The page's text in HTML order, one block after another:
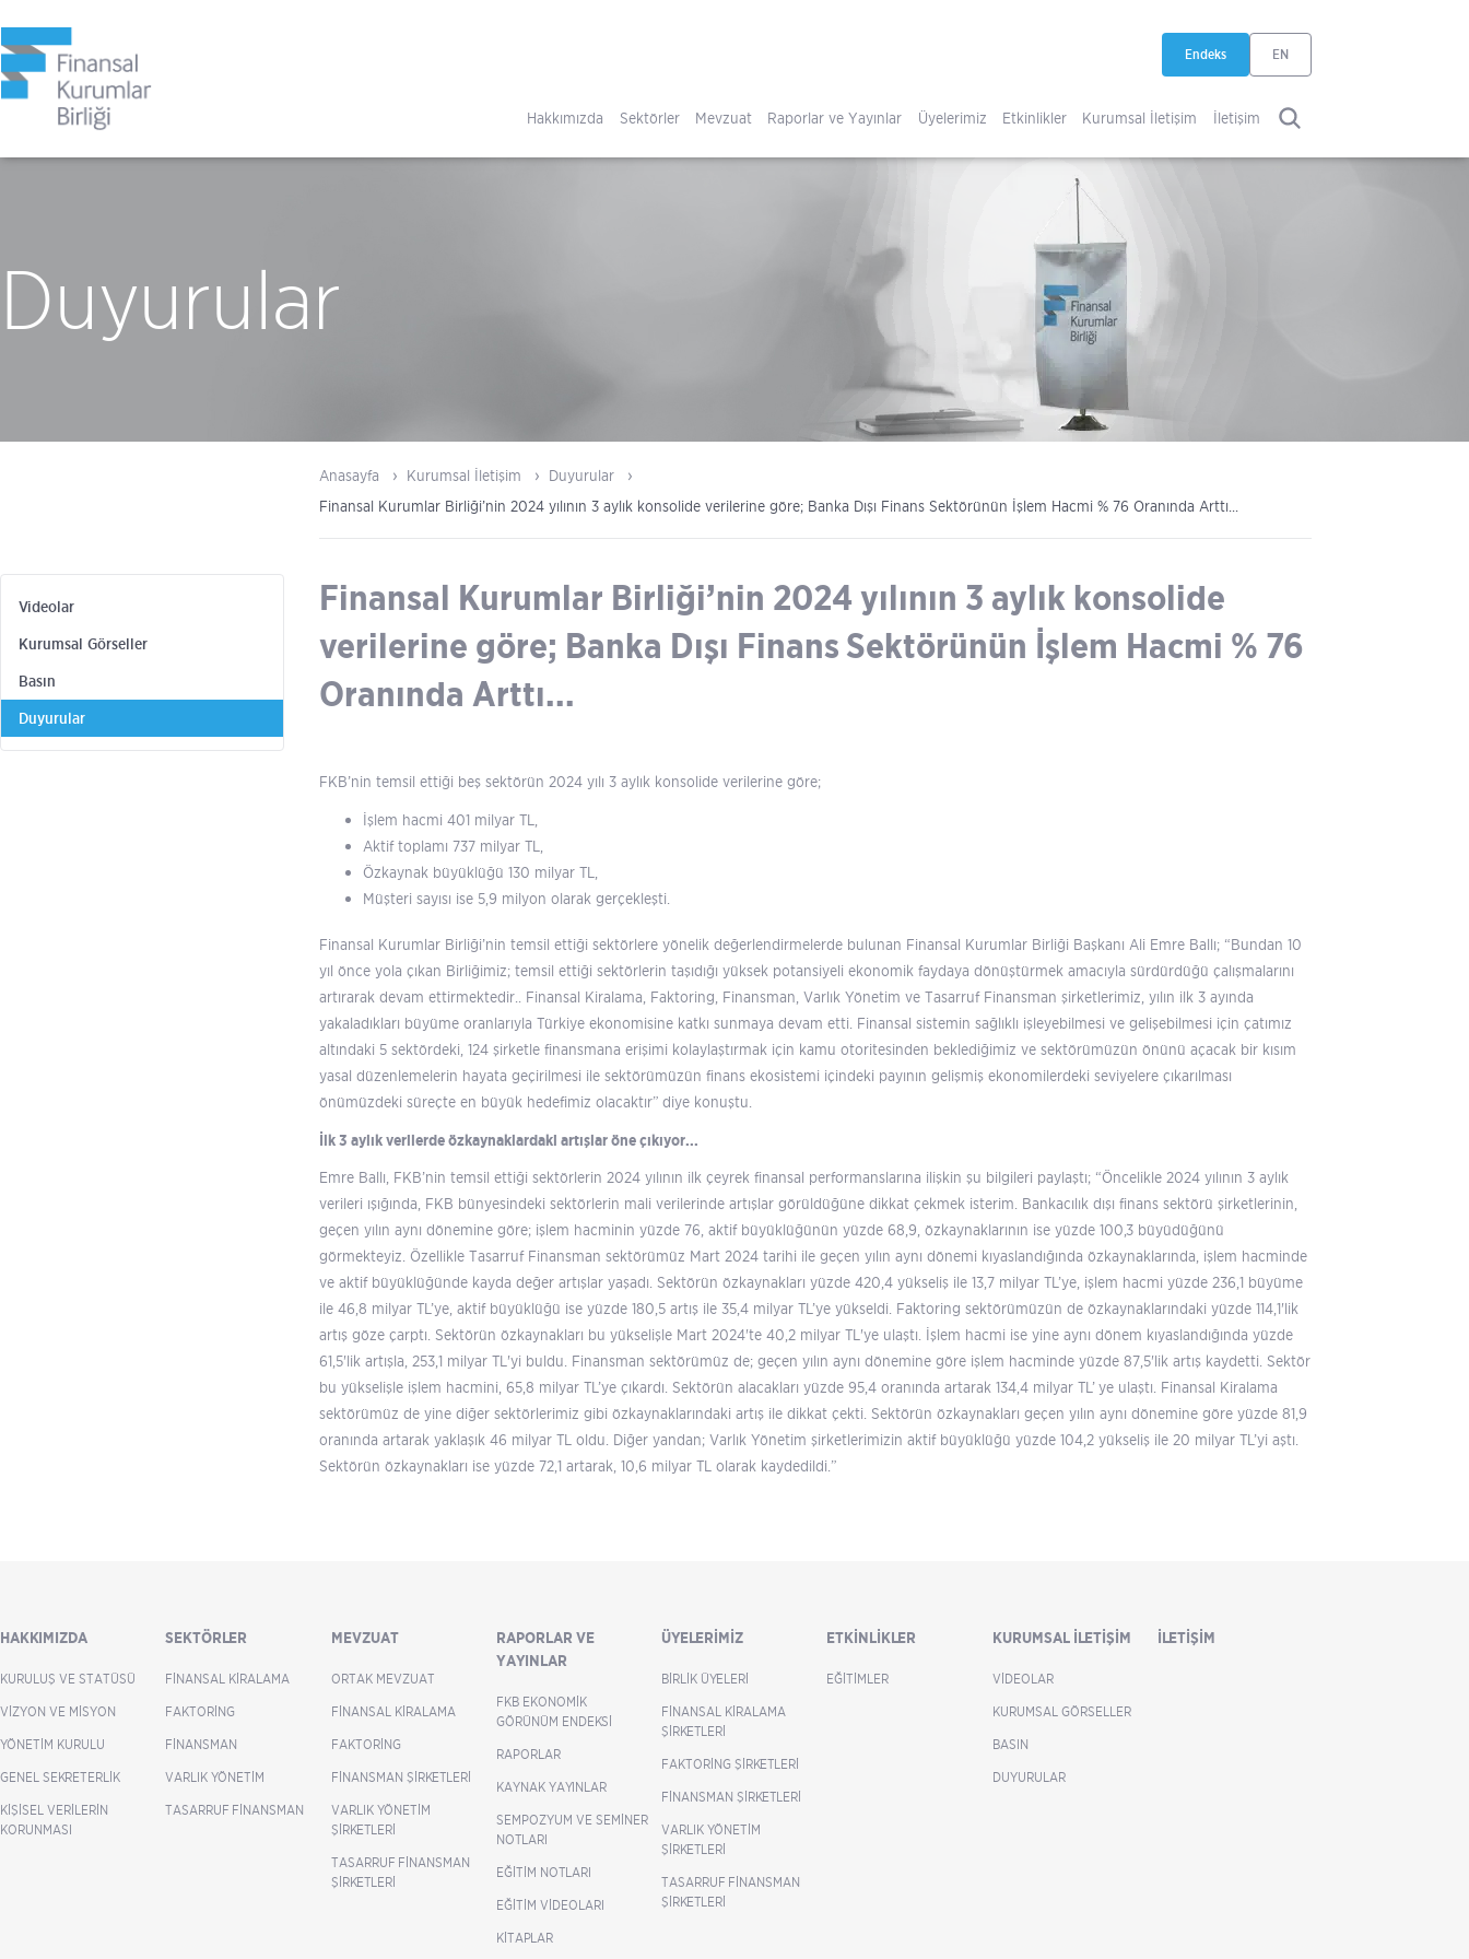
Endeks
EN
Hakkımızda Sektörler Mevzuat Raporlar ve Yayınlar Üyelerimiz Etkinlikler Kurumsal İletişim İletişim ARA
Duyurular
Anasayfa Kurumsal İletişim
Duyurular
Finansal Kurumlar Birliği’nin 2024 yılının 3 aylık konsolide verilerine göre; Banka Dışı Finans Sektörünün İşlem Hacmi % 76 Oranında Arttı...
Videolar
Kurumsal Görseller
Basın
Duyurular
Finansal Kurumlar Birliği’nin 2024 yılının 3 aylık konsolide
verilerine göre; Banka Dışı Finans Sektörünün İşlem Hacmi % 76
Oranında Arttı...
FKB’nin temsil ettiği beş sektörün 2024 yılı 3 aylık konsolide verilerine göre;
İşlem hacmi 401 milyar TL,
Aktif toplamı 737 milyar TL,
Özkaynak büyüklüğü 130 milyar TL,
Müşteri sayısı ise 5,9 milyon olarak gerçekleşti.
Finansal Kurumlar Birliği’nin temsil ettiği sektörlere yönelik değerlendirmelerde bulunan Finansal Kurumlar Birliği Başkanı Ali Emre Ballı; “Bundan 10
yıl önce yola çıkan Birliğimiz; temsil ettiği sektörlerin taşıdığı yüksek potansiyeli ekonomik faydaya dönüştürmek amacıyla sürdürdüğü çalışmalarını
artırarak devam ettirmektedir.. Finansal Kiralama, Faktoring, Finansman, Varlık Yönetim ve Tasarruf Finansman şirketlerimiz, yılın ilk 3 ayında
yakaladıkları büyüme oranlarıyla Türkiye ekonomisine katkı sunmaya devam etti. Finansal sistemin sağlıklı işleyebilmesi ve gelişebilmesi için çatımız
altındaki 5 sektördeki, 124 şirketle finansmana erişimi kolaylaştırmak için kamu otoritesinden beklediğimiz ve sektörümüzün önünü açacak bir kısım
yasal düzenlemelerin hayata geçirilmesi ile sektörümüzün finans ekosistemi içindeki payının gelişmiş ekonomilerdeki seviyelere çıkarılması
önümüzdeki süreçte en büyük hedefimiz olacaktır” diye konuştu.
İlk 3 aylık verilerde özkaynaklardaki artışlar öne çıkıyor...
Emre Ballı, FKB’nin temsil ettiği sektörlerin 2024 yılının ilk çeyrek finansal performanslarına ilişkin şu bilgileri paylaştı; “Öncelikle 2024 yılının 3 aylık
verileri ışığında, FKB bünyesindeki sektörlerin mali verilerinde artışlar görüldüğüne dikkat çekmek isterim. Bankacılık dışı finans sektörü şirketlerinin,
geçen yılın aynı dönemine göre; işlem hacminin yüzde 76, aktif büyüklüğünün yüzde 68,9, özkaynaklarının ise yüzde 100,3 büyüdüğünü
görmekteyiz. Özellikle Tasarruf Finansman sektörümüz Mart 2024 tarihi ile geçen yılın aynı dönemi kıyaslandığında özkaynaklarında, işlem hacminde
ve aktif büyüklüğünde kayda değer artışlar yaşadı. Sektörün özkaynakları yüzde 420,4 yükseliş ile 13,7 milyar TL’ye, işlem hacmi yüzde 236,1 büyüme
ile 46,8 milyar TL’ye, aktif büyüklüğü ise yüzde 180,5 artış ile 35,4 milyar TL’ye yükseldi. Faktoring sektörümüzün de özkaynaklarındaki yüzde 114,1'lik
artış göze çarptı. Sektörün özkaynakları bu yükselişle Mart 2024'te 40,2 milyar TL'ye ulaştı. İşlem hacmi ise yine aynı dönem kıyaslandığında yüzde
61,5'lik artışla, 253,1 milyar TL'yi buldu. Finansman sektörümüz de; geçen yılın aynı dönemine göre işlem hacminde yüzde 87,5'lik artış kaydetti. Sektör
bu yükselişle işlem hacmini, 65,8 milyar TL’ye çıkardı. Sektörün alacakları yüzde 95,4 oranında artarak 134,4 milyar TL’ ye ulaştı. Finansal Kiralama
sektörümüz de yine diğer sektörlerimiz gibi özkaynaklarındaki artış ile dikkat çekti. Sektörün özkaynakları geçen yılın aynı dönemine göre yüzde 81,9
oranında artarak yaklaşık 46 milyar TL oldu. Diğer yandan; Varlık Yönetim şirketlerimizin aktif büyüklüğü yüzde 104,2 yükseliş ile 20 milyar TL’yi aştı.
Sektörün özkaynakları ise yüzde 72,1 artarak, 10,6 milyar TL olarak kaydedildi.”
HAKKIMIZDA
KURULUŞ VE STATÜSÜ
VIZYON VE MISYON
YÖNETIM KURULU
GENEL SEKRETERLIK
KIŞISEL VERILERIN
KORUNMASI
SEKTÖRLER
FINANSAL KIRALAMA
FAKTORING
FINANSMAN
VARLIK YÖNETIM
TASARRUF FINANSMAN
MEVZUAT
ORTAK MEVZUAT
FINANSAL KIRALAMA
FAKTORING
FINANSMAN ŞIRKETLERI
VARLIK YÖNETIM
ŞIRKETLERI
TASARRUF FINANSMAN
ŞIRKETLERI
RAPORLAR VE
YAYINLAR
FKB EKONOMIK
GÖRÜNÜM ENDEKSI
RAPORLAR
KAYNAK YAYINLAR
SEMPOZYUM VE SEMINER
NOTLARI
EĞITIM NOTLARI
EĞITIM VIDEOLARI
KITAPLAR
ÜYELERIMIZ
BIRLIK ÜYELERI
FINANSAL KIRALAMA
ŞIRKETLERI
FAKTORING ŞIRKETLERI
FINANSMAN ŞIRKETLERI
VARLIK YÖNETIM
ŞIRKETLERI
TASARRUF FINANSMAN
ŞIRKETLERI
ETKINLIKLER
EĞITIMLER
KURUMSAL İLETIŞIM
VIDEOLAR
KURUMSAL GÖRSELLER
BASIN
DUYURULAR
İLETIŞIM